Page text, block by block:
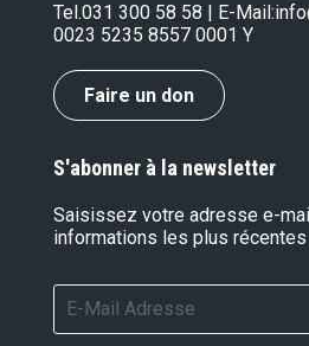
Tel.031 300 58 58 | E-Mail:
0023 5235 8557 0001 Y
Faire un don
S'abonner à la newsletter
Saisissez votre adresse e-
informations les plus récentes